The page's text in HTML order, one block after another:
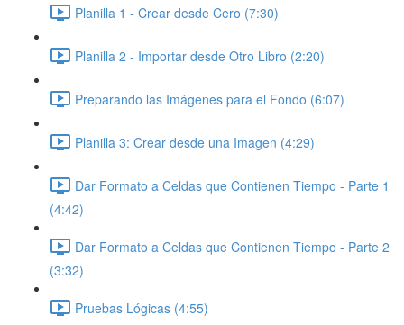
Planilla 1 - Crear desde Cero (7:30)
Planilla 2 - Importar desde Otro Libro (2:20)
Preparando las Imágenes para el Fondo (6:07)
Planilla 3: Crear desde una Imagen (4:29)
Dar Formato a Celdas que Contienen Tiempo - Parte 1
(4:42)
Dar Formato a Celdas que Contienen Tiempo - Parte 2
(3:32)
Pruebas Lógicas (4:55)